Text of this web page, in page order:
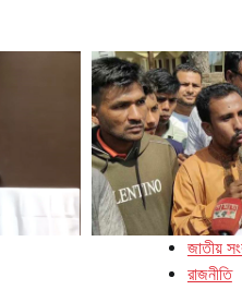
জাতীয়
রাজনীতি